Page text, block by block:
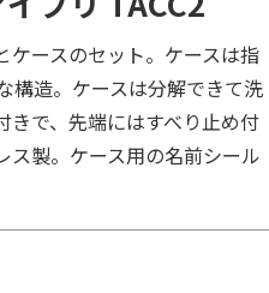
ケースのセット。ケースは指
構造。ケースは分解できて洗
きで、先端にはすべり止め付
ス製。ケース用の名前シール